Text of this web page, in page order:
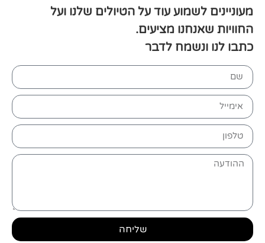
מעוניינים לשמוע עוד על הטיולים שלנו ועל
החוויות שאנחנו מציעים.
כתבו לנו ונשמח לדבר
שליחה